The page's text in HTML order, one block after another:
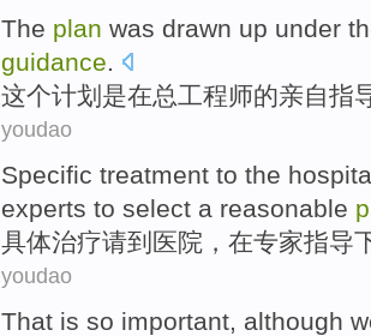
The plan was drawn up under
guidance.
这个计划 是在总工程师的亲自指
youdao
Specific treatment to the
experts to select a reasonable
具体治疗请到 医院 ，在专家指导
youdao
That is so important although